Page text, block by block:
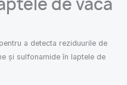
a detecta reziduurile de
și sulfonamide în laptele de